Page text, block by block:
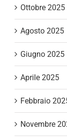
Ottobre 2025
Agosto 2025
Giugno 2025
Aprile 2025
Febbraio
Novembre